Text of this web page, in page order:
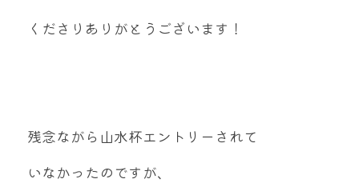
くださりありがとうございます！
残念ながら山水杯エントリーされて
いなかったのですが、